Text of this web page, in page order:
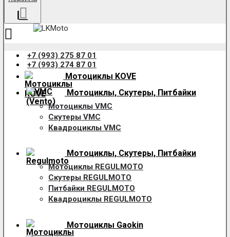
+7 (993) 275 87 01
+7 (993) 274 87 01
Мотоциклы KOVE
Мотоциклы, Скутеры, Питбайки
Мотоциклы VMC
Скутеры VMC
Квадроциклы VMC
Мотоциклы, Скутеры, Питбайки
Мотоциклы REGULMOTO
Скутеры REGULMOTO
Питбайки REGULMOTO
Квадроциклы REGULMOTO
Мотоциклы Gaokin